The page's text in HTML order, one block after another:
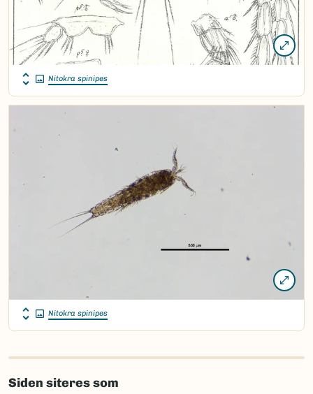
Nitokra spinipes
Nitokra spinipes
Siden siteres som